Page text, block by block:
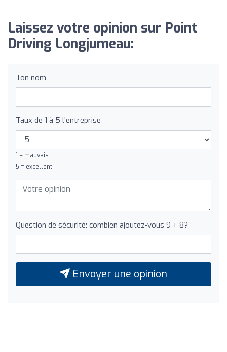
Laissez votre opinion sur Point
Driving Longjumeau:
Ton nom
Taux de 1 à 5 l'entreprise
1 = mauvais
5 = excellent
Question de sécurité: combien ajoutez-vous 9 + 8?
Envoyer une opinion